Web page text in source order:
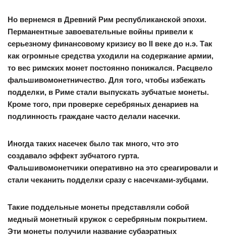
Но вернемся в Древний Рим республиканской эпохи.
Перманентные завоевательные войны привели к
серьезному финансовому кризису во II веке до н.э. Так
как огромные средства уходили на содержание армии,
то вес римских монет постоянно понижался. Расцвело
фальшивомонетничество. Для того, чтобы избежать
подделки, в Риме стали выпускать зубчатые монеты.
Кроме того, при проверке серебряных денариев на
подлинность граждане часто делали насечки.
Иногда таких насечек было так много, что это
создавало эффект зубчатого гурта.
Фальшивомонетчики оперативно на это среагировали и
стали чеканить подделки сразу с насечками-зубцами.
Такие поддельные монеты представляли собой
медный монетный кружок с серебряным покрытием.
Эти монеты получили название субаэратных